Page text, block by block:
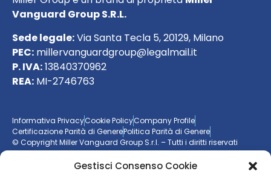
Gestisci Consenso Cookie
Vanguard Group S.R.L.
Sede legale:Via Santa Tecla 5, 20129, Milano
PEC: millervanguardgroup@legalmail.it
P. IVA:13840370962
REA: MI-2746763
Informativa PrivacyCookie PolicyCompany Profile
Certificazione Parità di GenerePolitica Parità di Genere
© Copyright Miller Vanguard Group S.r.l. – Tutti i diritti riservati